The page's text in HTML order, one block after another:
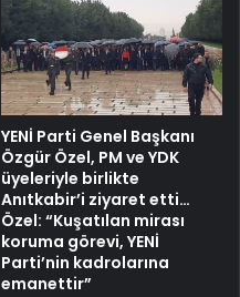
YENİ Parti Genel Başkanı
Özgür Özel, PM ve YDK
üyeleriyle birlikte
Anıtkabir’i ziyaret etti…
Özel: “Kuşatılan mirası
koruma görevi, YENİ
Parti’nin kadrolarına
emanettir”